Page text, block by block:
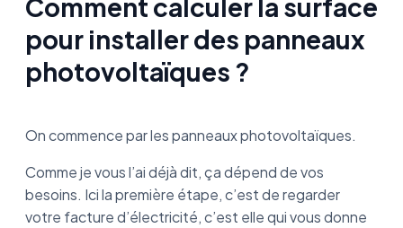
Comment calculer la surface
pour installer des panneaux
photovoltaïques ?
On commence par les panneaux photovoltaïques.
Comme je vous l’ai déjà dit, ça dépend de vos
besoins. Ici la première étape, c’est de regarder
votre facture d’électricité, c’est elle qui vous donne